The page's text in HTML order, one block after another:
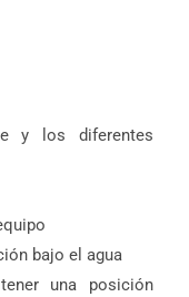
y los diferentes
bajo el agua
una posición